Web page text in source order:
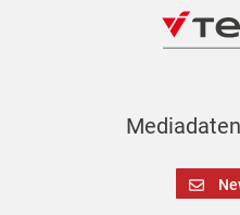
Mediadaten